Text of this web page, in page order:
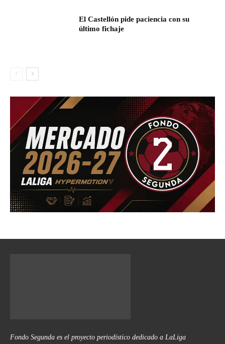
El Castellón pide paciencia con su
último fichaje
Fondo Segunda es el proyecto periodístico dedicado a LaLiga